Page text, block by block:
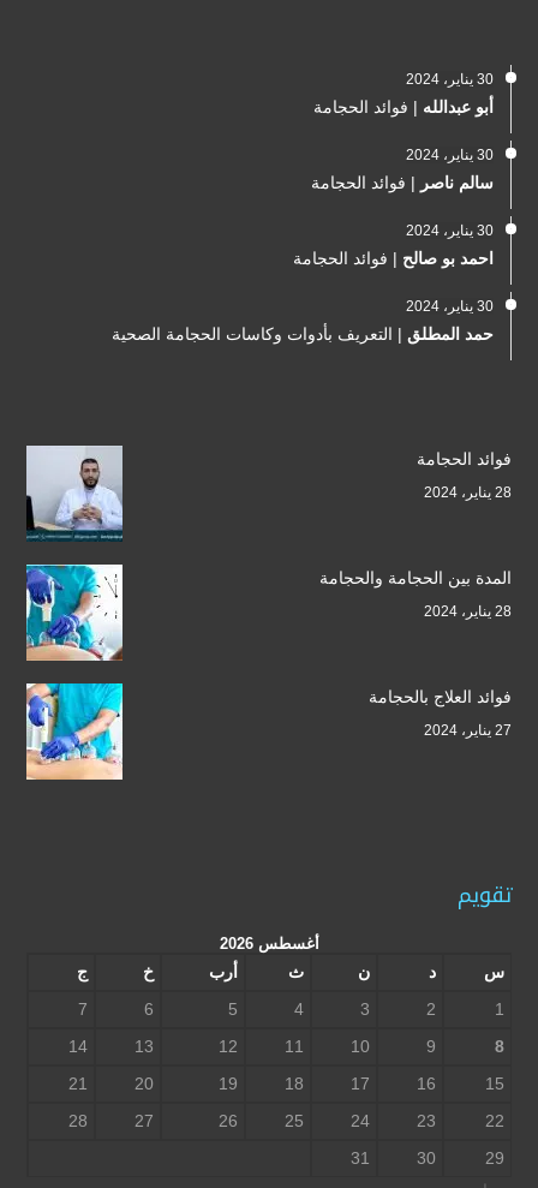
30 يناير، 2024
أبو عبدالله | فوائد الحجامة
30 يناير، 2024
سالم ناصر | فوائد الحجامة
30 يناير، 2024
احمد بو صالح | فوائد الحجامة
30 يناير، 2024
حمد المطلق | التعريف بأدوات وكاسات الحجامة الصحية
فوائد الحجامة
28 يناير، 2024
المدة بين الحجامة والحجامة
28 يناير، 2024
فوائد العلاج بالحجامة
27 يناير، 2024
تقويم
أغسطس 2026
س د ن ث أرب خ
ج
1
2
3
4
5
6
7
8
9
10
11
12
13
14
15
16
17
18
19
20
21
22
23
24
25
26
27
28
29
30
31